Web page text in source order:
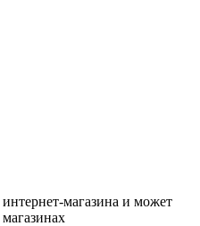
магазина и может